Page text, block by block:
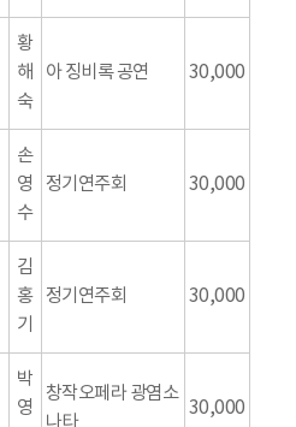
황
해
숙
아 징비록 공연 30,000
손
영
수
정기연주회 30,000
김
홍
기
정기연주회 30,000
박
영
창작오페라 광염소
나타
30,000